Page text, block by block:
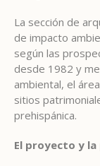
La sección de
de impacto
según las
desde 1982 y
ambiental, el
sitios
prehispánica.
El proyecto y